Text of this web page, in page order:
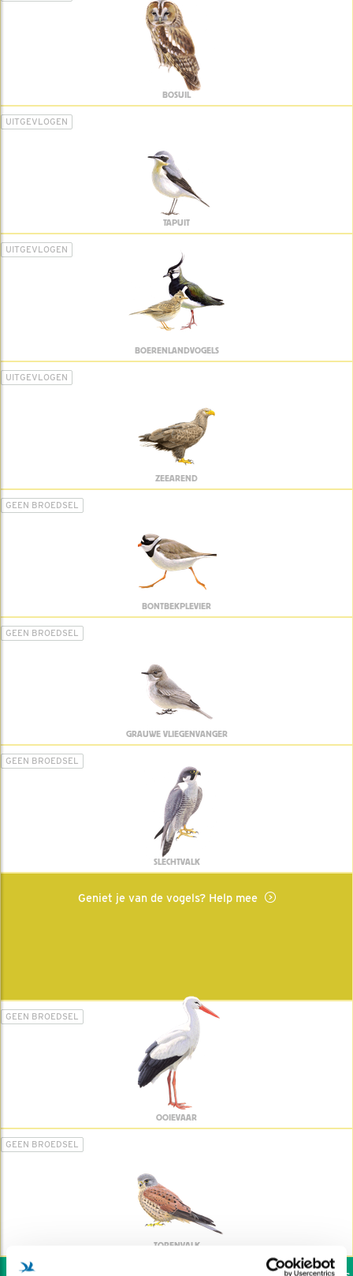
BOSUIL
UITGEVLOGEN
TAPUIT
UITGEVLOGEN
BOERENLANDVOGELS
UITGEVLOGEN
ZEEAREND
GEEN BROEDSEL
BONTBEKPLEVIER
GEEN BROEDSEL
GRAUWE VLIEGENVANGER
GEEN BROEDSEL
SLECHTVALK
Geniet je van de vogels? Help mee
GEEN BROEDSEL
OOIEVAAR
GEEN BROEDSEL
TORENVALK